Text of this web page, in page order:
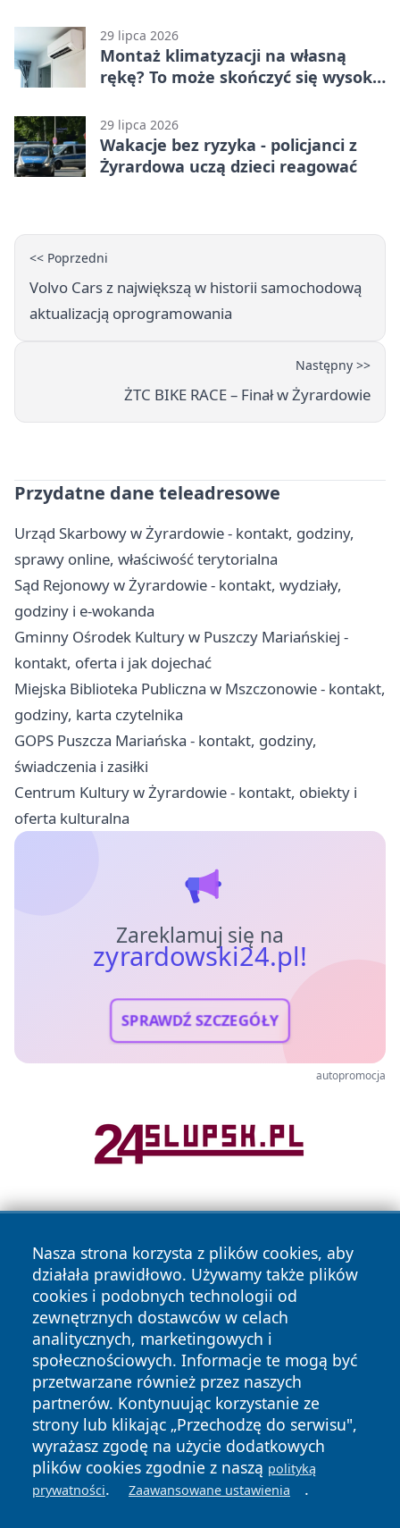
29 lipca 2026
Montaż klimatyzacji na własną
rękę? To może skończyć się wysoką
29 lipca 2026
Wakacje bez ryzyka - policjanci z
Żyrardowa uczą dzieci reagować
<< Poprzedni
Volvo Cars z największą w historii samochodową
aktualizacją oprogramowania
Następny >>
ŻTC BIKE RACE – Finał w Żyrardowie
Przydatne dane teleadresowe
Urząd Skarbowy w Żyrardowie - kontakt, godziny,
sprawy online, właściwość terytorialna
Sąd Rejonowy w Żyrardowie - kontakt, wydziały,
godziny i e-wokanda
Gminny Ośrodek Kultury w Puszczy Mariańskiej -
kontakt, oferta i jak dojechać
Miejska Biblioteka Publiczna w Mszczonowie - kontakt,
godziny, karta czytelnika
GOPS Puszcza Mariańska - kontakt, godziny,
świadczenia i zasiłki
Centrum Kultury w Żyrardowie - kontakt, obiekty i
oferta kulturalna
Zareklamuj się na
zyrardowski24.pl!
SPRAWDŹ SZCZEGÓŁY
autopromocja
Nasza strona korzysta z plików cookies, aby
działała prawidłowo. Używamy także plików
cookies i podobnych technologii od
zewnętrznych dostawców w celach
analitycznych, marketingowych i
społecznościowych. Informacje te mogą być
przetwarzane również przez naszych
partnerów. Kontynuując korzystanie ze
strony lub klikając „Przechodzę do serwisu",
wyrażasz zgodę na użycie dodatkowych
plików cookies zgodnie z naszą polityką
prywatności. Zaawansowane ustawienia .
Copyright © 2026 zyrardowski24.pl Wszystkie prawa
zastrzeżone.
News Autorzy
Polityka
Prywatności
Polityka
Cookies